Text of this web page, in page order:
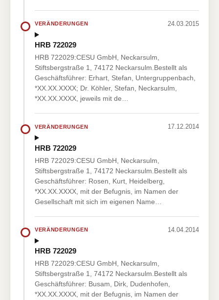
VERÄNDERUNGEN 24.03.2015
HRB 722029
HRB 722029:CESU GmbH, Neckarsulm,
Stiftsbergstraße 1, 74172 Neckarsulm.Bestellt als
Geschäftsführer: Erhart, Stefan, Untergruppenbach,
*XX.XX.XXXX; Dr. Köhler, Stefan, Neckarsulm,
*XX.XX.XXXX, jeweils mit de…
VERÄNDERUNGEN 17.12.2014
HRB 722029
HRB 722029:CESU GmbH, Neckarsulm,
Stiftsbergstraße 1, 74172 Neckarsulm.Bestellt als
Geschäftsführer: Rosen, Kurt, Heidelberg,
*XX.XX.XXXX, mit der Befugnis, im Namen der
Gesellschaft mit sich im eigenen Name…
VERÄNDERUNGEN 14.04.2014
HRB 722029
HRB 722029:CESU GmbH, Neckarsulm,
Stiftsbergstraße 1, 74172 Neckarsulm.Bestellt als
Geschäftsführer: Busam, Dirk, Dudenhofen,
*XX.XX.XXXX, mit der Befugnis, im Namen der